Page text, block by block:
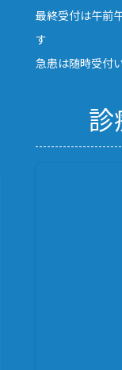
最終受付は午前
す
急患は随時受付
診